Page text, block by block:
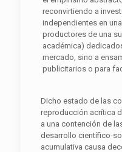
reconvirtiendo a
independientes en
productores de una
académica)
mercado, sino a
publicitarios o para
Dicho estado de las
reproducción acrítica
a una contención de
desarrollo científico-
acumulativa causa